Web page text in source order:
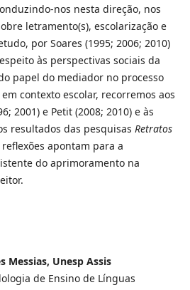
nos nesta direção, nos
letramento(s), escolarização e
por Soares (1995; 2006; 2010)
às perspectivas sociais da
papel do mediador no processo
contexto escolar, recorremos aos
2001) e Petit (2008; 2010) e às
resultados das pesquisas Retratos
reflexões apontam para a
do aprimoramento na
Messias, Unesp Assis
de Ensino de Línguas